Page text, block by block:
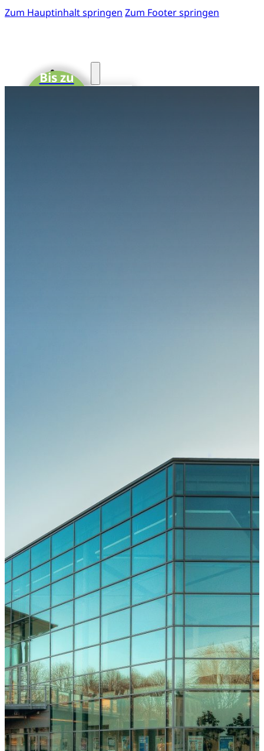
Zum Hauptinhalt springen Zum Footer springen
Start
Kongress
2027 in
Freiburg
Downloads
Kongressarchiv
Kongressort
OsnabrückHalle
Hotels
Anreise
Bis zu
15 CME-